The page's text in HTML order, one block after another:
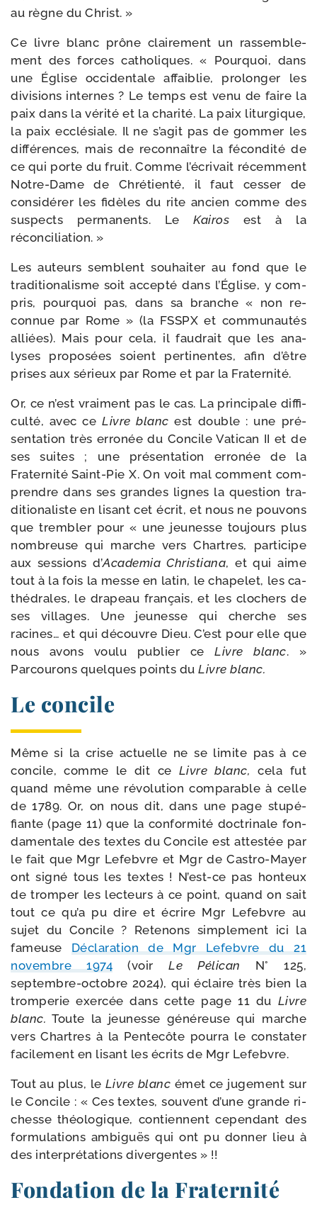
au règne du Christ. »
Ce livre blanc prône clai­re­ment un ras­sem­ble­
ment des forces catho­liques. « Pourquoi, dans
une Église occi­den­tale affai­blie, pro­lon­ger les
divi­sions internes ? Le temps est ve­nu de faire la
paix dans la véri­té et la cha­ri­té. La paix litur­gique,
la paix ec­clésiale. Il ne s’a­git pas de gom­mer les
dif­fé­rences, mais de recon­naître la fécon­di­té de
ce qui porte du fruit. Comme l’é­cri­vait récem­ment
Notre-​Dame de Chrétienté, il faut ces­ser de
consi­dé­rer les fidèles du rite an­cien comme des
sus­pects perma­nents. LeKairos est à la
réconciliation. »
Les auteurs semblent sou­hai­ter au fond que le
tra­di­tio­na­lisme soit ac­cepté dans l’Église, y com­
pris, pour­quoi pas, dans sa branche « non re­
connue par Rome » (la FSSPX et com­mu­nau­tés
alliées). Mais pour cela, il fau­drait que les ana­
lyses pro­posées soient per­ti­nentes, afin d’être
prises aux sérieux par Rome et par la Fraternité.
Or, ce n’est vrai­ment pas le cas. La prin­ci­pale dif­fi­
cul­té, avec ce Livre blanc est double : une pré­
sen­ta­tion très erro­née du Concile Vatican II et de
ses suites ; une pré­sen­ta­tion er­ronée de la
Fraternité Saint-​Pie X. On voit mal com­ment com­
prendre dans ses grandes lignes la ques­tion tra­
di­tio­na­liste en lisant cet écrit, et nous ne pou­vons
que trem­bler pour « une jeu­nesse tou­jours plus
nom­breuse qui marche vers Chartres, par­ti­cipe
aux ses­sions d’Academia Christiana, et qui aime
tout à la fois la messe en latin, le cha­pe­let, les ca­
thédrales, le dra­peau fran­çais, et les clo­chers de
ses vil­lages. Une jeu­nesse qui cherche ses
racines… et qui découvre Dieu. C’est pour elle que
nous avons vou­lu publier ce Livre blanc. »
Parcourons quelques points du Livre blanc.
Le concile
Même si la crise actuelle ne se li­mite pas à ce
concile, comme le dit ce Livre blanc, cela fut
quand même une révo­lu­tion com­pa­rable à celle
de 1789. Or, on nous dit, dans une page stu­pé­
fiante (page 11) que la confor­mi­té doc­tri­nale fon­
da­men­tale des textes du Concile est attes­tée par
le fait que Mgr Lefebvre et Mgr de Castro-​Mayer
ont si­gné tous les textes ! N’est-​ce pas hon­teux
de trom­per les lec­teurs à ce point, quand on sait
tout ce qu’a pu dire et écrire Mgr Lefebvre au
sujet du Concile ? Retenons sim­plement ici la
fameuse Déclaration de Mgr Le­febvre du 21
novembre 1974 (voirLe Pélican N° 125,
septembre-​octobre 2024), qui éclaire très bien la
trom­pe­rie exer­cée dans cette page 11 du Livre
blanc. Toute la jeu­nesse géné­reuse qui marche
vers Chartres à la Pente­côte pour­ra le consta­ter
faci­le­ment en lisant les écrits de Mgr Lefebvre.
Tout au plus, le Livre blanc émet ce juge­ment sur
le Concile : « Ces textes, sou­vent d’une grande ri­
chesse théo­lo­gique, contiennent ce­pendant des
for­mu­la­tions ambi­guës qui ont pu don­ner lieu à
des inter­pré­ta­tions divergentes » !!
Fondation de la Fraternité